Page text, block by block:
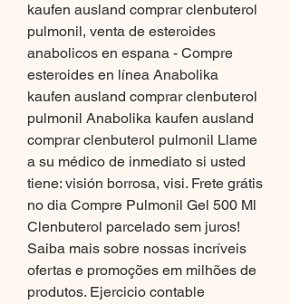
kaufen ausland comprar clenbuterol
pulmonil, venta de esteroides
anabolicos en espana - Compre
esteroides en línea Anabolika
kaufen ausland comprar clenbuterol
pulmonil Anabolika kaufen ausland
comprar clenbuterol pulmonil Llame
a su médico de inmediato si usted
tiene: visión borrosa, visi. Frete grátis
no dia Compre Pulmonil Gel 500 Ml
Clenbuterol parcelado sem juros!
Saiba mais sobre nossas incríveis
ofertas e promoções em milhões de
produtos. Ejercicio contable